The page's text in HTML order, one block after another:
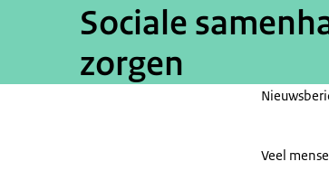
Sociale
zorgen
Veel